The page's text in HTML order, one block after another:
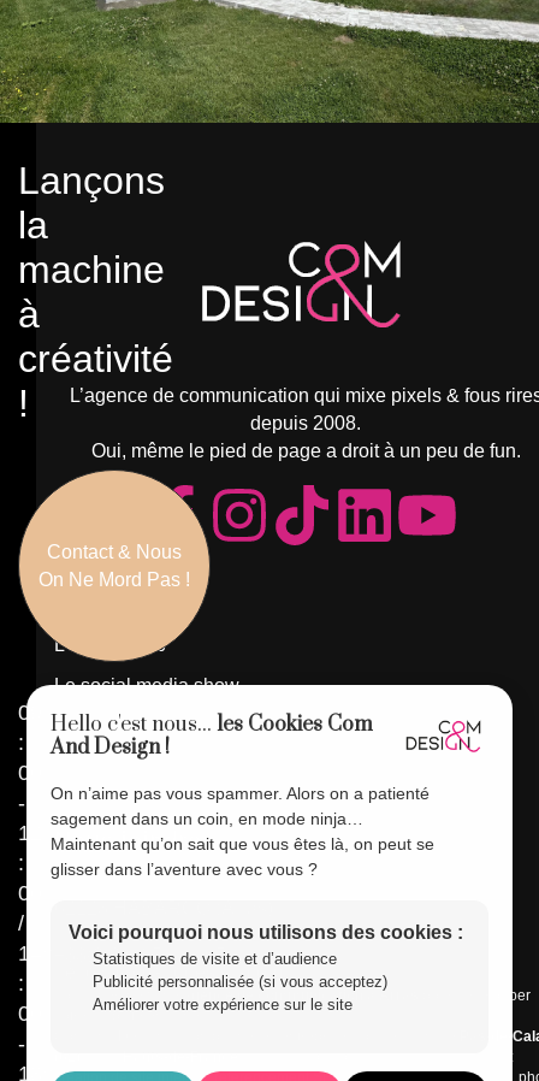
L’agence de communication qui mixe pixels & fous
depuis 2008.
Oui, même le pied de page a droit à un peu de fun.
Navigation
L'atelier Web
Le social media show
Côté référencement
Agence de communication Fréjus
Nous joindre
24 rue du fond campion
+33(0)9 62 58 44 65
hello@comanddesign.com
Vous cherchez uneagence de communication à Arras
pour développer
Pas-de-
avec des solutions créatives et adaptées :
création de site internet, référencement SEO, community management,
Lançons
la
machine
à
créativité
!
Contact & Nous
On Ne Mord Pas !
09
:
00
-
12
:
00
/
14h
:
00
-
18h
Hello c'est nous...les Cookies Com
And Design !
On n’aime pas vous spammer. Alors on a patienté
sagement dans un coin, en mode ninja…
Maintenant qu’on sait que vous êtes là, on peut se
glisser dans l’aventure avec vous ?
Voici pourquoi nous utilisons des cookies :
Statistiques de visite et d’audience
Publicité personnalisée (si vous acceptez)
Améliorer votre expérience sur le site